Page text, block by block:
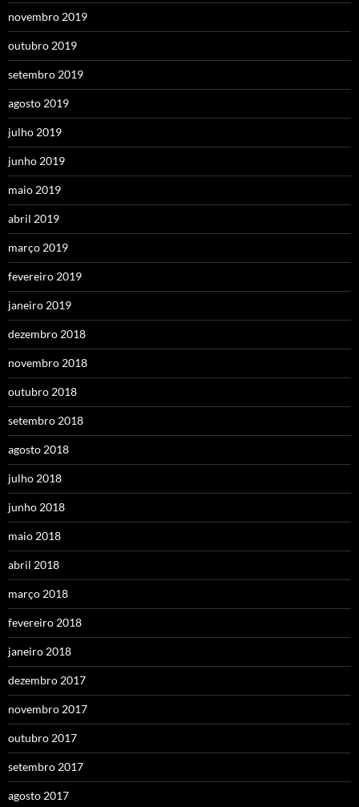
novembro 2019
outubro 2019
setembro 2019
agosto 2019
julho 2019
junho 2019
maio 2019
abril 2019
março 2019
fevereiro 2019
janeiro 2019
dezembro 2018
novembro 2018
outubro 2018
setembro 2018
agosto 2018
julho 2018
junho 2018
maio 2018
abril 2018
março 2018
fevereiro 2018
janeiro 2018
dezembro 2017
novembro 2017
outubro 2017
setembro 2017
agosto 2017